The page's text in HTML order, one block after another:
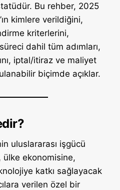
Bu rehber, 2025
kimlere verildiğini,
kriterlerini,
dahil tüm adımları,
iptal/itiraz ve maliyet
biçimde açıklar.
uluslararası işgücü
ülke ekonomisine,
katkı sağlayacak
verilen özel bir